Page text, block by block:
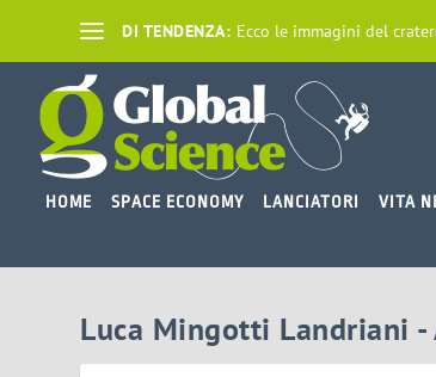
DI TENDENZA: Ecco le immagini del
HOME SPACE ECONOMY LANCIATORI VITA
Luca Mingotti Landriani